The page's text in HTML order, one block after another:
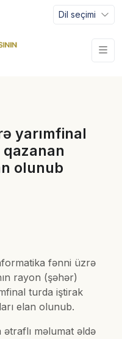
Dil seçimi
yarımfinal
olunub
fənni üzrə
rayon (şəhər)
turda iştirak
elan olunub.
məlumat əldə